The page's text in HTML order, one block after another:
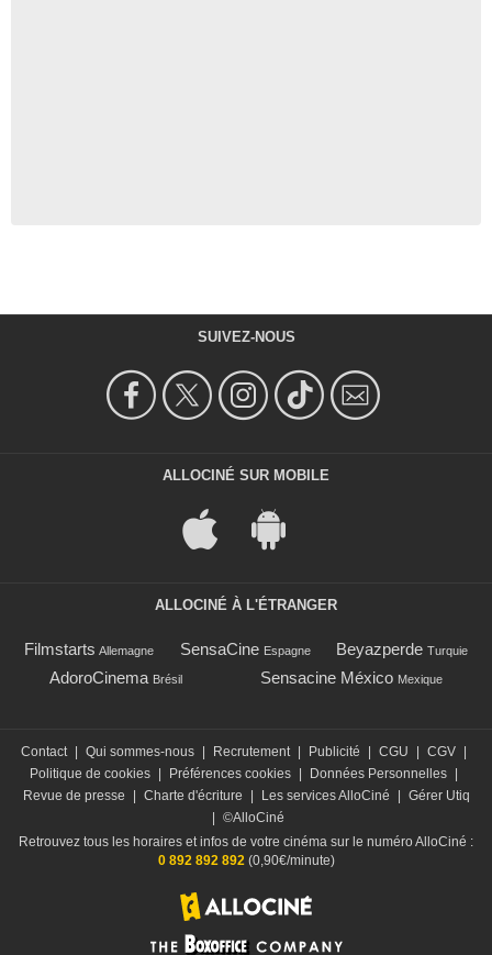
SUIVEZ-NOUS
ALLOCINÉ SUR MOBILE
ALLOCINÉ À L'ÉTRANGER
Filmstarts Allemagne SensaCine Espagne Beyazperde Turquie
AdoroCinema Brésil Sensacine México Mexique
Contact Qui sommes-nous Recrutement Publicité CGU CGV
Politique de cookies
Préférences cookies Données Personnelles
Revue de presse
Charte d'écriture Les services AlloCiné
Gérer Utiq
©AlloCiné
Retrouvez tous les horaires et infos de votre cinéma sur le numéro AlloCiné :
0 892 892 892(0,90€/minute)